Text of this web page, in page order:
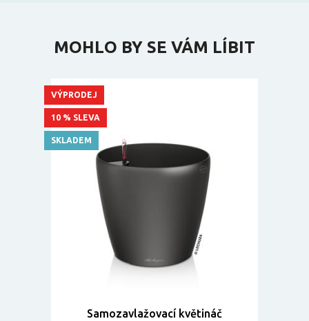
MOHLO BY SE VÁM LÍBIT
Samozavlažovací květináč
VÝPRODEJ
10 % SLEVA
SKLADEM